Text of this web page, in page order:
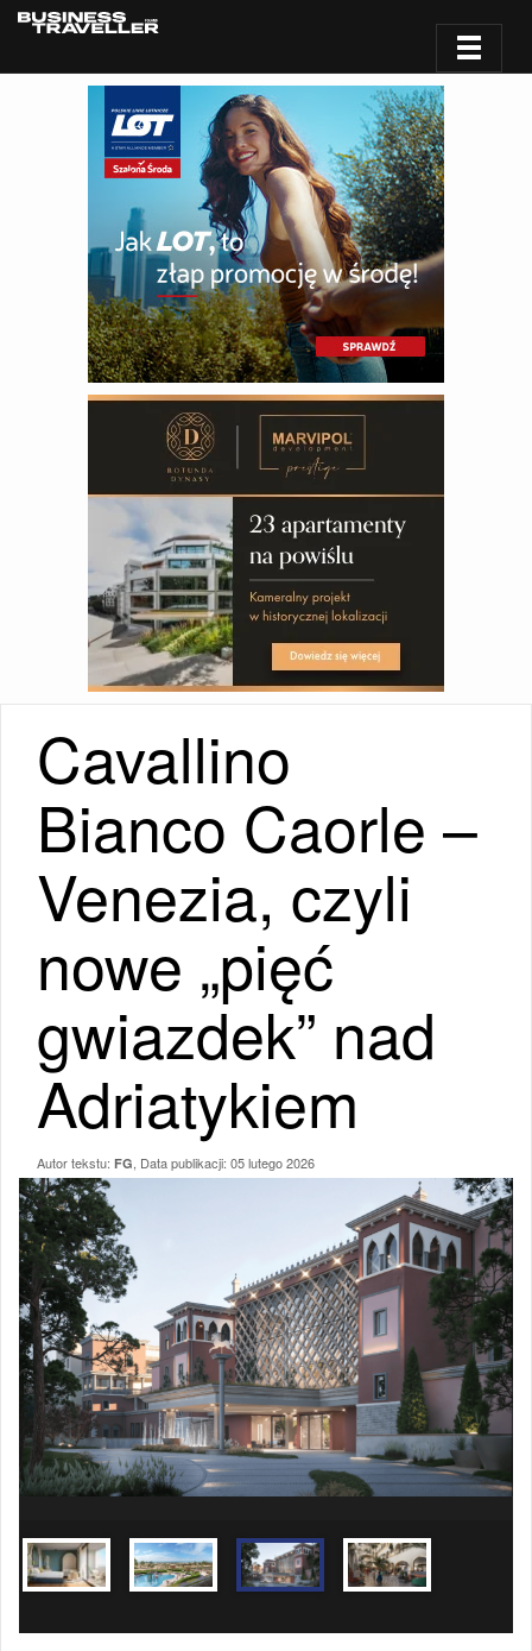
Cavallino
Bianco Caorle –
Venezia, czyli
nowe „pięć
gwiazdek” nad
Adriatykiem
Autor tekstu: FG , Data publikacji: 05 lutego 2026